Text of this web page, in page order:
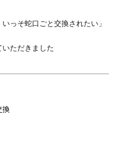
っそ蛇口ごと交換されたい」
ただきました
換